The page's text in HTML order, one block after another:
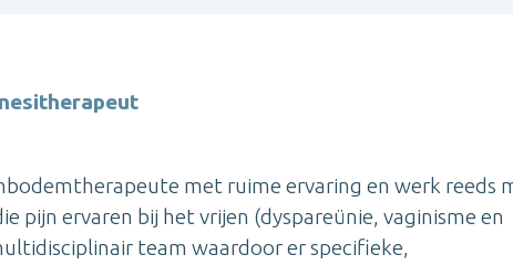
met ruime ervaring en werk reeds
pijn ervaren bij het vrijen (dyspareünie, vaginisme en
team waardoor er specifieke,